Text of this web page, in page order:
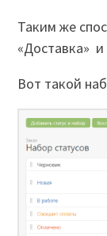
Таким же
«Доставка» и
Вот такой